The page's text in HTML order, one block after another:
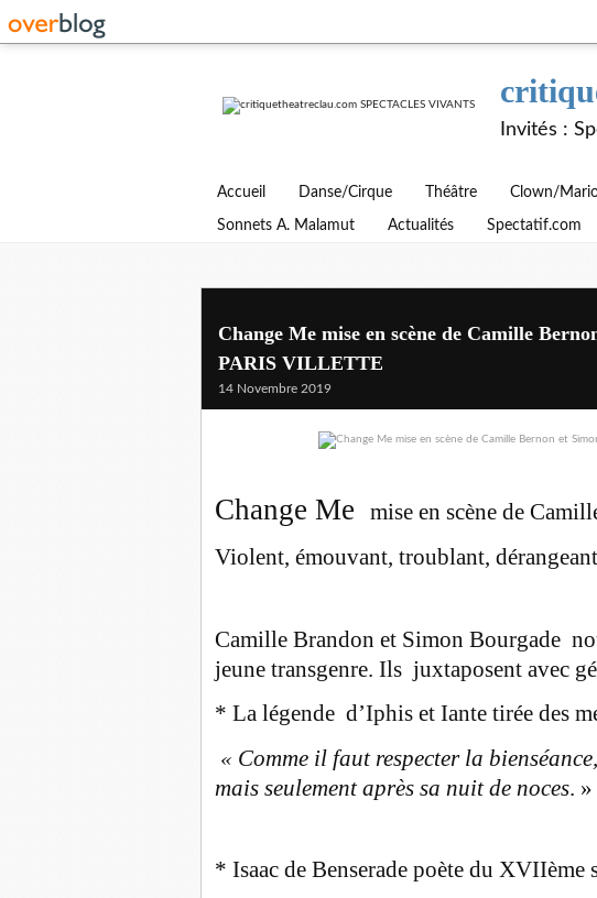
Invités :
Accueil Danse/Cirque Théâtre Clown/
Sonnets A. Malamut Actualités Spectatif.com
Change Me mise en scène de Camille
PARIS VILLETTE
14 Novembre 2019
Change Me
mise en scène de
Violent, émouvant, troublant,
Camille Brandon et Simon Bourgade
jeune transgenre. Ils juxtaposent avec
* La légende d’Iphis et Iante tirée des
« Comme il faut respecter la
mais seulement après sa nuit de noces. »
* Isaac de Benserade poète du XVIIème